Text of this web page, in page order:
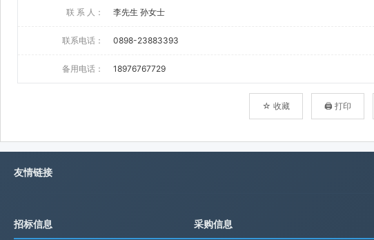
联 系 人： 李先生 孙女士
联系电话： 0898-23883393
备用电话： 18976767729
☆ 收藏 🖨 打印
友情链接
招标信息 采购信息